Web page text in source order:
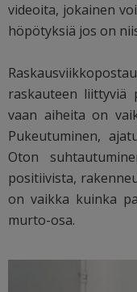
videoita, jokainen
höpötyksiä jos on
raskauteen liittyviä
vaan aiheita on
Pukeutuminen,
Oton
positiivista,
on vaikka kuinka
murto-osa.